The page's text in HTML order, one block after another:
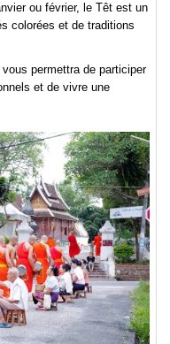
ou février, le Têt est un
colorées et de traditions
permettra de participer
et de vivre une